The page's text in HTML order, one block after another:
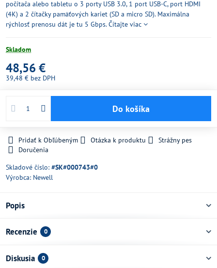
počítača alebo tabletu o 3 porty USB 3.0, 1 port USB-C, port HDMI
(4K) a 2 čítačky pamäťových kariet (SD a micro SD). Maximálna
rýchlosť prenosu dát je tu 5 Gbps.Čítajte viac
Skladom
48,56 €
39,48 € bez DPH
Do košíka
Pridať k Obľúbeným Otázka k produktu
Strážny pes
Doručenia
Skladové číslo: #SK#000743#0
Výrobca: Newell
Popis
Recenzie 0
Diskusia 0